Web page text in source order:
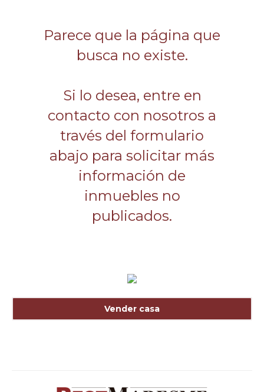
Parece que la página que
busca no existe.
Si lo desea, entre en
contacto con nosotros a
través del formulario
abajo para solicitar más
información de
inmuebles no
publicados.
Vender casa